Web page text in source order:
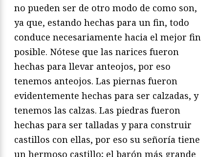
no pueden ser de otro modo de como son,
ya que, estando hechas para un fin, todo
conduce necesariamente hacia el mejor fin
posible. Nótese que las narices fueron
hechas para llevar anteojos, por eso
tenemos anteojos. Las piernas fueron
evidentemente hechas para ser calzadas, y
tenemos las calzas. Las piedras fueron
hechas para ser talladas y para construir
castillos con ellas, por eso su señoría tiene
un hermoso castillo; el barón más grande